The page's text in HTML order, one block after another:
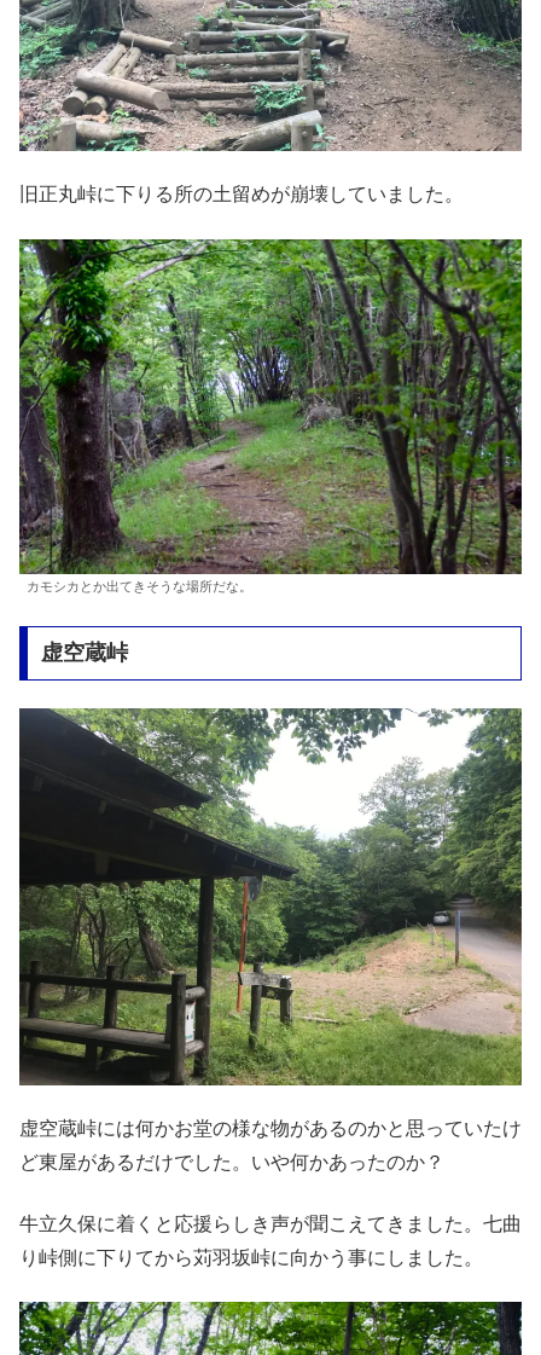
旧正丸峠に下りる所の土留めが崩壊していました。
カモシカとか出てきそうな場所だな。
虚空蔵峠
虚空蔵峠には何かお堂の様な物があるのかと思っていたけ
ど東屋があるだけでした。いや何かあったのか？
牛立久保に着くと応援らしき声が聞こえてきました。七曲
り峠側に下りてから苅羽坂峠に向かう事にしました。